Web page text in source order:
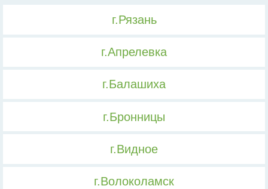
г.Рязань
г.Апрелевка
г.Балашиха
г.Бронницы
г.Видное
г.Волоколамск